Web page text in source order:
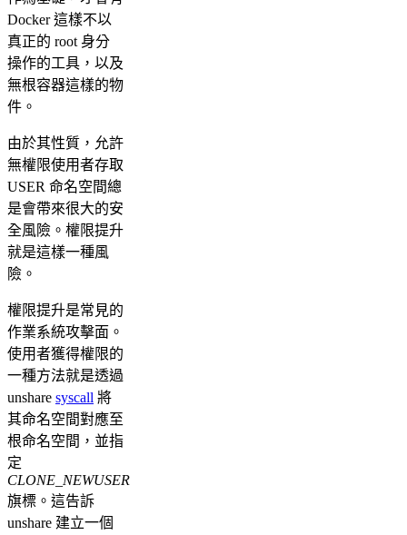
Docker 這樣不以
真正的 root 身分
操作的工具，以及
無根容器這樣的物
件。
由於其性質，允許
無權限使用者存取
USER 命名空間總
是會帶來很大的安
全風險。權限提升
就是這樣一種風
險。
權限提升是常見的
作業系統攻擊面。
使用者獲得權限的
一種方法就是透過
unshare syscall 將
其命名空間對應至
根命名空間，並指
定
CLONE_NEWUSER
旗標。這告訴
unshare 建立一個